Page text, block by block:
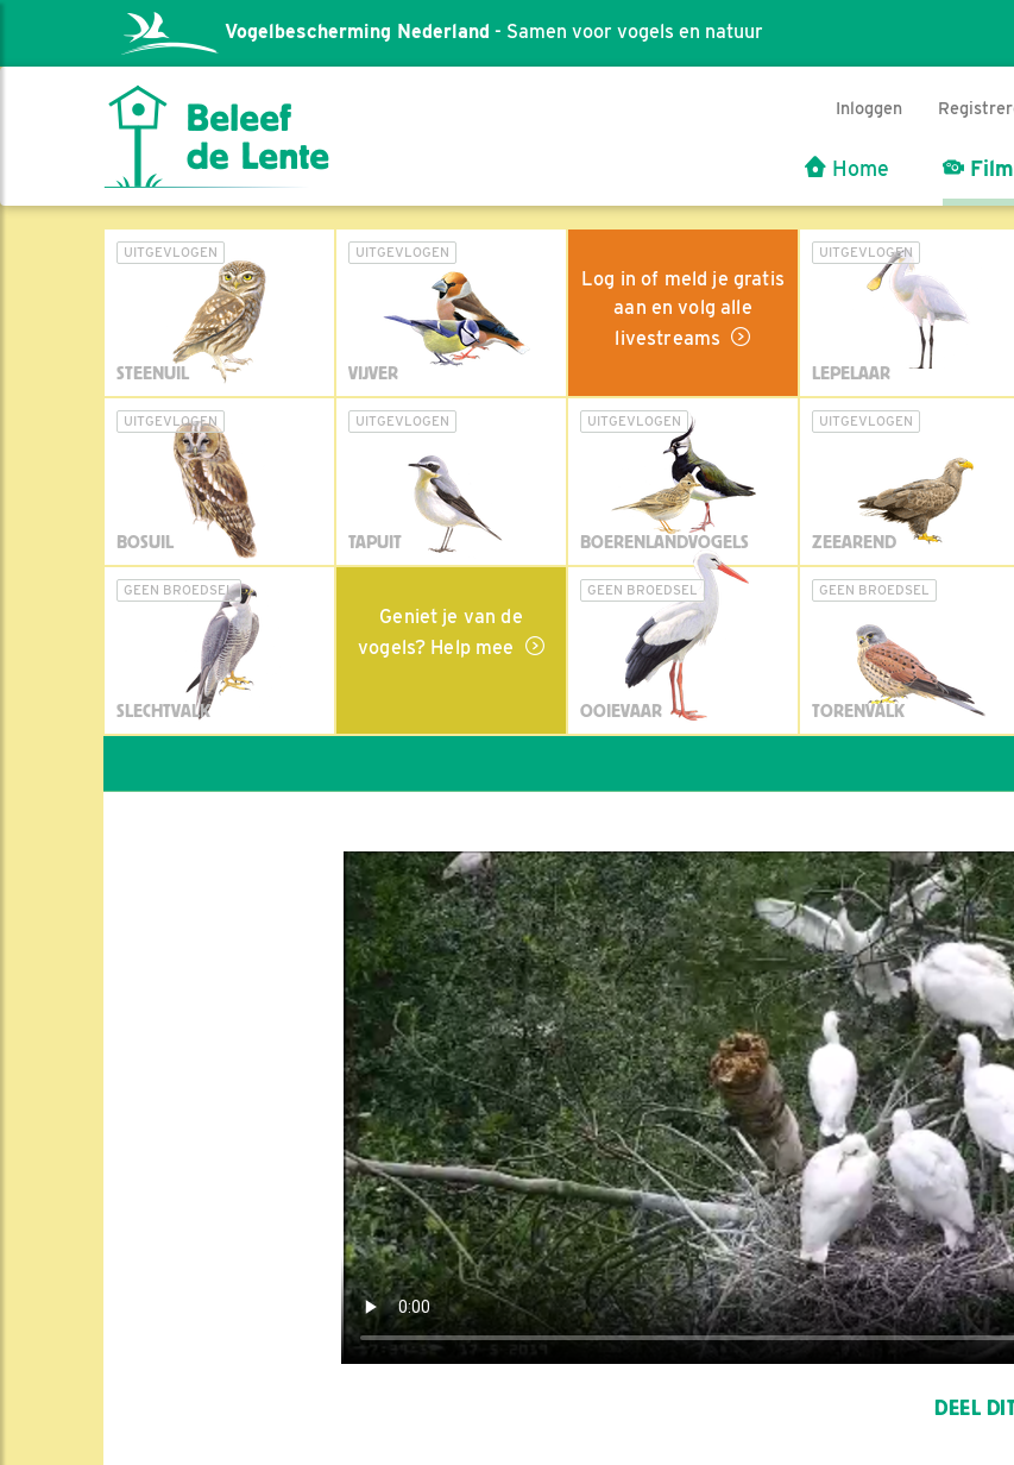
Vogelbescherming Nederland - Samen voor vogels en natuur
Inloggen
Home
UITGEVLOGEN
STEENUIL
UITGEVLOGEN
VIJVER
Log in of meld je gratis
aan en volg alle
livestreams
UITGEVLOGEN
LEPELAAR
UITGEVLOGEN
BOSUIL
UITGEVLOGEN
TAPUIT
UITGEVLOGEN
BOERENLANDVOGELS
UITGEVLOGEN
ZEEAREND
GEEN BROEDSEL
SLECHTVALK
Geniet je van de
vogels? Help mee
GEEN BROEDSEL
OOIEVAAR
GEEN BROEDSEL
TORENVALK
DEEL